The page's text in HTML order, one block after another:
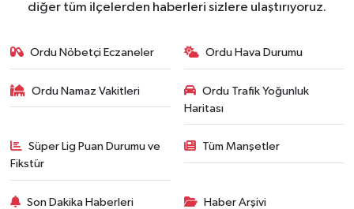
diğer tüm ilçelerden haberleri sizlere ulaştırıyoruz.
Ordu Nöbetçi Eczaneler Ordu Hava Durumu
Ordu Namaz Vakitleri
Ordu Trafik Yoğunluk
Haritası
Süper Lig Puan Durumu ve
Fikstür
Tüm Manşetler
Son Dakika Haberleri Haber Arşivi